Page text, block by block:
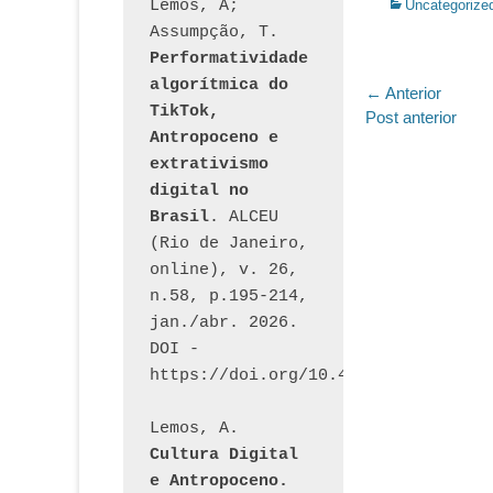
Categorias:
de
← Anterior
Post
Post anterior
Lemos, A;
Performatividade
algorítmica do
TikTok,
Antropoceno e
extrativismo
digital no
Brasil. ALCEU
(Rio de Janeiro,
online), v. 26,
n.58, p.195-214,
jan./abr. 2026.
DOI -
https://doi.org/10.46391/
Cultura Digital
e Antropoceno.